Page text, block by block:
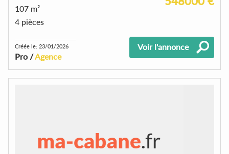
107 m²
4 pièces
Créée le: 23/01/2026
Pro /Agence
Voir l'annonce